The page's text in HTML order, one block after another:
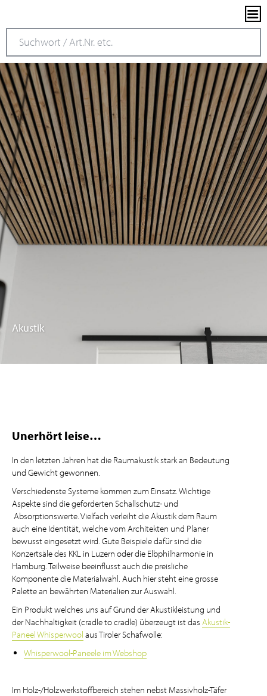
Akustik
Unerhört leise…
In den letzten Jahren hat die Raumakustik stark an Bedeutung
und Gewicht gewonnen.
Verschiedenste Systeme kommen zum Einsatz. Wichtige
Aspekte sind die geforderten Schallschutz- und
Absorptionswerte. Vielfach verleiht die Akustik dem Raum
auch eine Identität, welche vom Architekten und Planer
bewusst eingesetzt wird. Gute Beispiele dafür sind die
Konzertsäle des KKL in Luzern oder die Elbphilharmonie in
Hamburg. Teilweise beeinflusst auch die preisliche
Komponente die Materialwahl. Auch hier steht eine grosse
Palette an bewährten Materialien zur Auswahl.
Ein Produkt welches uns auf Grund der Akustikleistung und
der Nachhaltigkeit (cradle to cradle) überzeugt ist das Akustik-
Paneel Whisperwool aus Tiroler Schafwolle:
Whisperwool-Paneele im Webshop
Im Holz-/Holzwerkstoffbereich stehen nebst Massivholz-Täfer